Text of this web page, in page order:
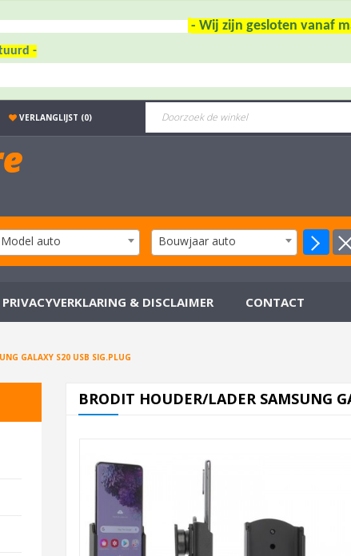
- Wij zijn gesloten vanaf
-
VERLANGLIJST (0)
Model auto Bouwjaar auto
PRIVACYVERKLARING & DISCLAIMER CONTACT
GALAXY S20 USB SIG.PLUG
BRODIT HOUDER/LADER SAMSUNG